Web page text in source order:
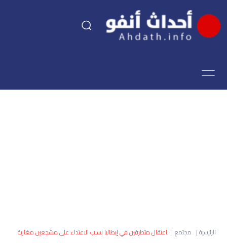
اقتصاد
العالم الرئيسية| مجتمع | اعتقال متطرفين في إيطاليا بسبب الاعتداء على مشجعين مغاربة